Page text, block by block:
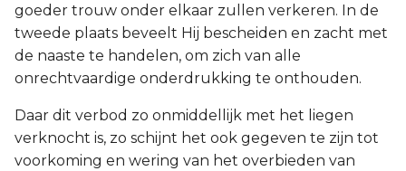
goeder trouw onder elkaar zullen verkeren. In de
tweede plaats beveelt Hij bescheiden en zacht met
de naaste te handelen, om zich van alle
onrechtvaardige onderdrukking te onthouden.
Daar dit verbod zo onmiddellijk met het liegen
verknocht is, zo schijnt het ook gegeven te zijn tot
voorkoming en wering van het overbieden van